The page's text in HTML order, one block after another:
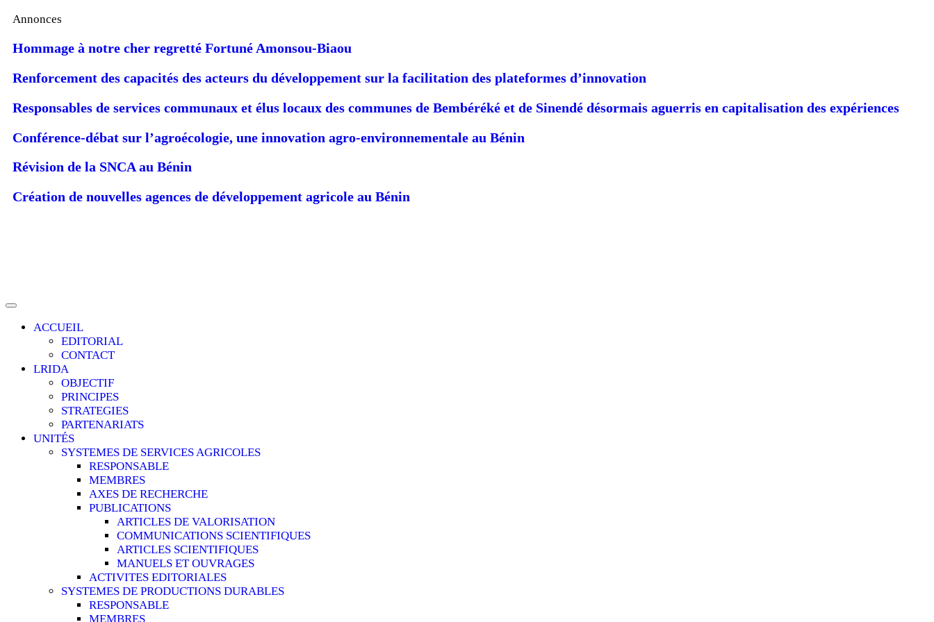
Annonces
Hommage à notre cher regretté Fortuné Amonsou-Biaou
Renforcement des capacités des acteurs du développement sur la facilitation des plateformes d’innovation
Responsables de services communaux et élus locaux des communes de Bembéréké et de Sinendé désormais aguerris en capitalisation des expériences
Conférence-débat sur l’agroécologie, une innovation agro-environnementale au Bénin
Révision de la SNCA au Bénin
Création de nouvelles agences de développement agricole au Bénin
ACCUEIL
EDITORIAL
CONTACT
LRIDA
OBJECTIF
PRINCIPES
STRATEGIES
PARTENARIATS
UNITÉS
SYSTEMES DE SERVICES AGRICOLES
RESPONSABLE
MEMBRES
AXES DE RECHERCHE
PUBLICATIONS
ARTICLES DE VALORISATION
COMMUNICATIONS SCIENTIFIQUES
ARTICLES SCIENTIFIQUES
MANUELS ET OUVRAGES
ACTIVITES EDITORIALES
SYSTEMES DE PRODUCTIONS DURABLES
RESPONSABLE
MEMBRES